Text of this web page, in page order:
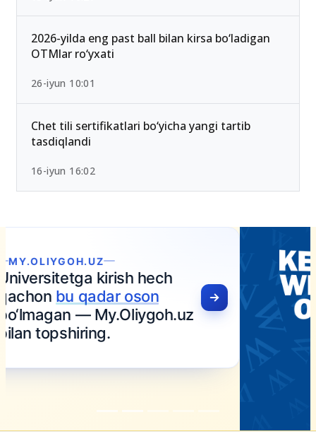
2026-yilda eng past ball bilan kirsa bo‘ladigan
OTMlar ro‘yxati
26-iyun 10:01
Chet tili sertifikatlari bo‘yicha yangi tartib
tasdiqlandi
16-iyun 16:02